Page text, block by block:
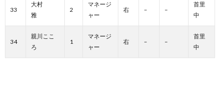
33
大村
雅
2
マネージ
ャー
右 – –
首里
中
34
親川ここ
ろ
1
マネージ
ャー
右 – –
首里
中